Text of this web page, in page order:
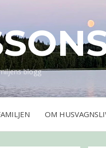
blogg
OM